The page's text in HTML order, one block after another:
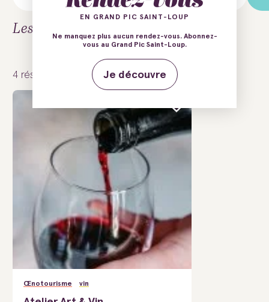
Les activités à Murles
4 résultats
Œnotourisme vin
EN GRAND PIC SAINT-LOUP
Ne manquez plus aucun rendez-vous. Abonnez-
vous au Grand Pic Saint-Loup.
Je découvre